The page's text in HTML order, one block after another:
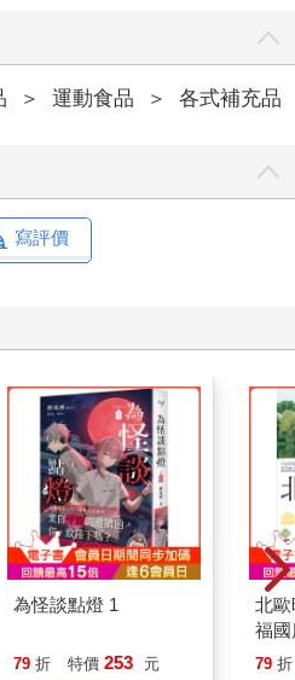
＞ 運動食品 ＞ 各式補充品
寫評價
為怪談點燈 1
79 折 特價 253 元
北
福
79 折